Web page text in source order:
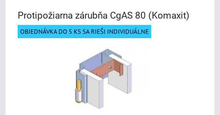
Protipožiarna zárubňa CgAS 80 (Komaxit)
OBJEDNÁVKA DO 5 KS SA RIEŠI INDIVIDUÁLNE